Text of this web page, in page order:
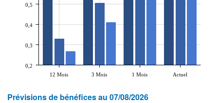
12 Mois 3 Mois 1 Mois Actuel
0,2
0,3
0,4
0,5
Prévisions de bénéfices au 07/08/2026